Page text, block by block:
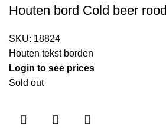
Houten bord Cold beer rood
SKU: 18824
Houten tekst borden
Login to see prices
Sold out